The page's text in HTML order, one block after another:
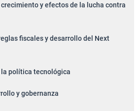
y efectos de la lucha contra
fiscales y desarrollo del Next
la política tecnológica
y gobernanza